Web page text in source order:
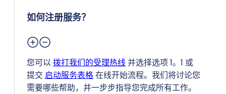
如何注册服务？
您可以 拨打我们的受理热线并选择选项 1。1 或
提交 启动服务表格在线开始流程。我们将讨论您
需要哪些帮助，并一步步指导您完成所有工作。